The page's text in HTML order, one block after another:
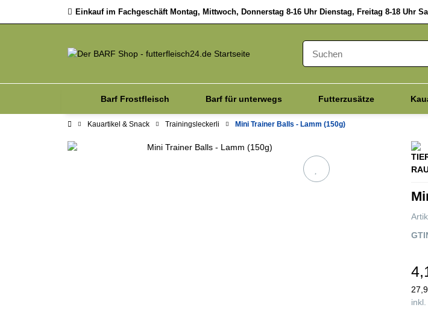
Einkauf im Fachgeschäft Montag, Mittwoch, Donnerstag 8-16 Uhr Dienstag, Freitag 8-18 Uhr
Barf Frostfleisch Barf für unterwegs Futterzusätze
Sale Zubehör Vitalpilze
Kauartikel & Snack Trainingsleckerli Mini Trainer Balls - Lamm (150g)
inkl.